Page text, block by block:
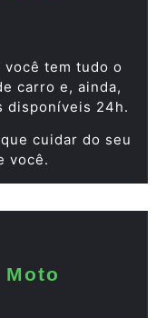
você tem tudo o
carro e, ainda,
disponíveis 24h.
cuidar do seu
você.